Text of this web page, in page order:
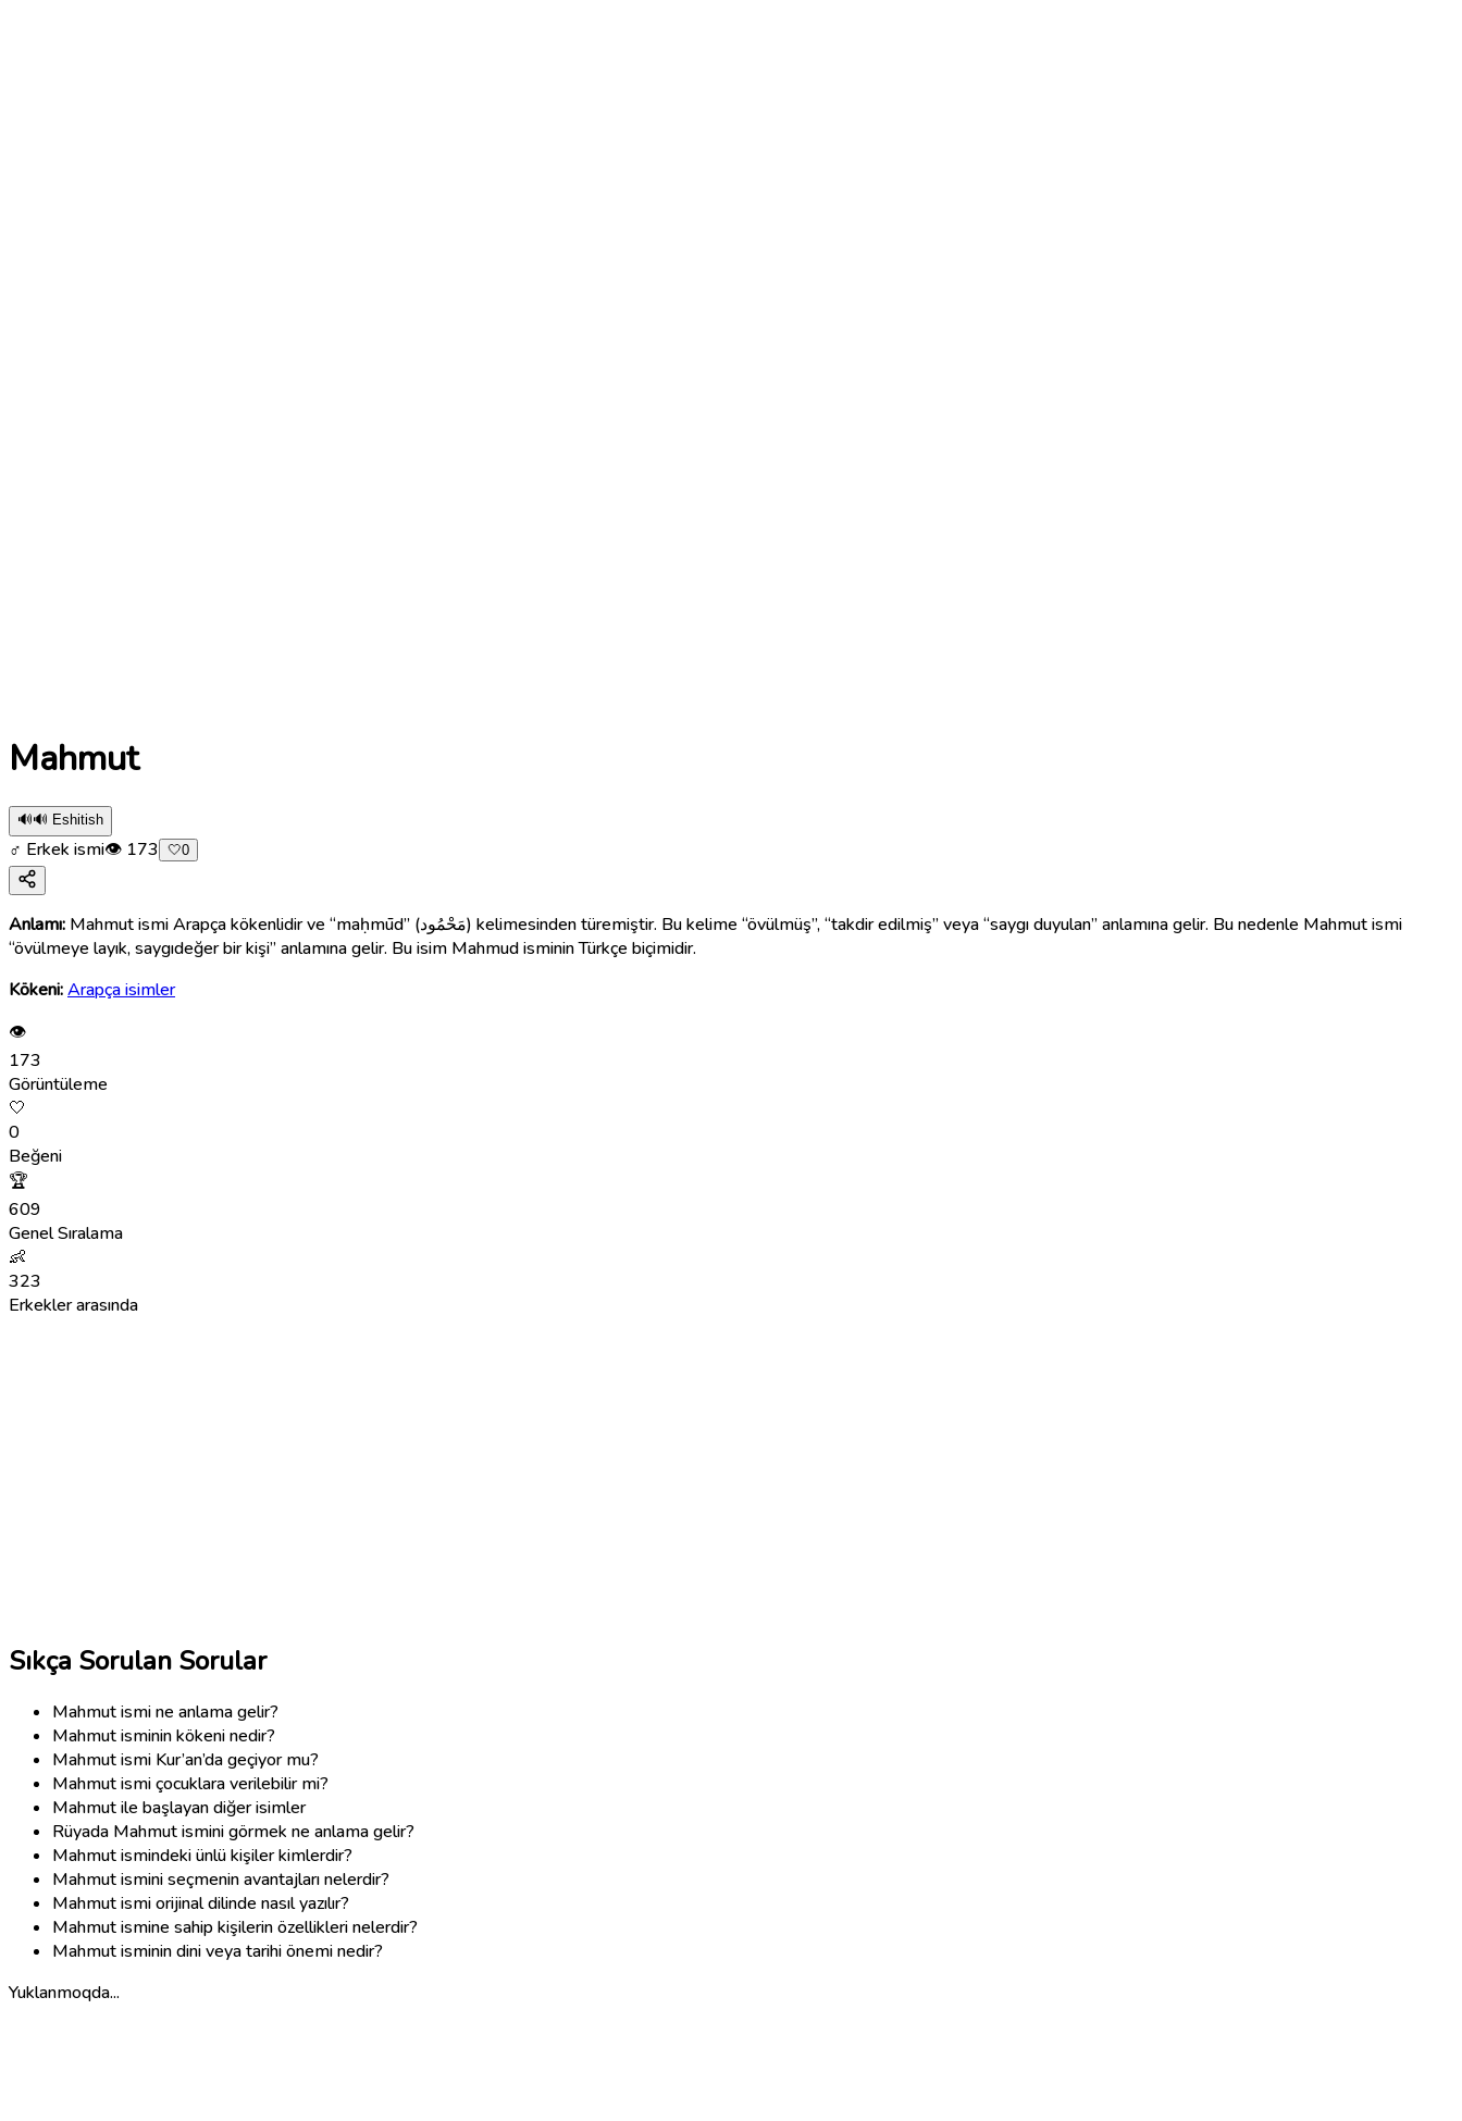
Mahmut
🔊🔊 Eshitish
♂ Erkek ismi👁 173 🤍0
Anlamı: Mahmut ismi Arapça kökenlidir ve “maḥmūd” (مَحْمُود) kelimesinden türemiştir. Bu kelime “övülmüş”, “takdir edilmiş” veya “saygı duyulan” anlamına gelir. Bu nedenle Mahmut ismi
“övülmeye layık, saygıdeğer bir kişi” anlamına gelir. Bu isim Mahmud isminin Türkçe biçimidir.
Kökeni:Arapça isimler
👁
173
Görüntüleme
🤍
0
Beğeni
🏆
609
Genel Sıralama
👶
323
Erkekler arasında
Sıkça Sorulan Sorular
Mahmut ismi ne anlama gelir?
Mahmut isminin kökeni nedir?
Mahmut ismi Kur’an’da geçiyor mu?
Mahmut ismi çocuklara verilebilir mi?
Mahmut ile başlayan diğer isimler
Rüyada Mahmut ismini görmek ne anlama gelir?
Mahmut ismindeki ünlü kişiler kimlerdir?
Mahmut ismini seçmenin avantajları nelerdir?
Mahmut ismi orijinal dilinde nasıl yazılır?
Mahmut ismine sahip kişilerin özellikleri nelerdir?
Mahmut isminin dini veya tarihi önemi nedir?
Yuklanmoqda...